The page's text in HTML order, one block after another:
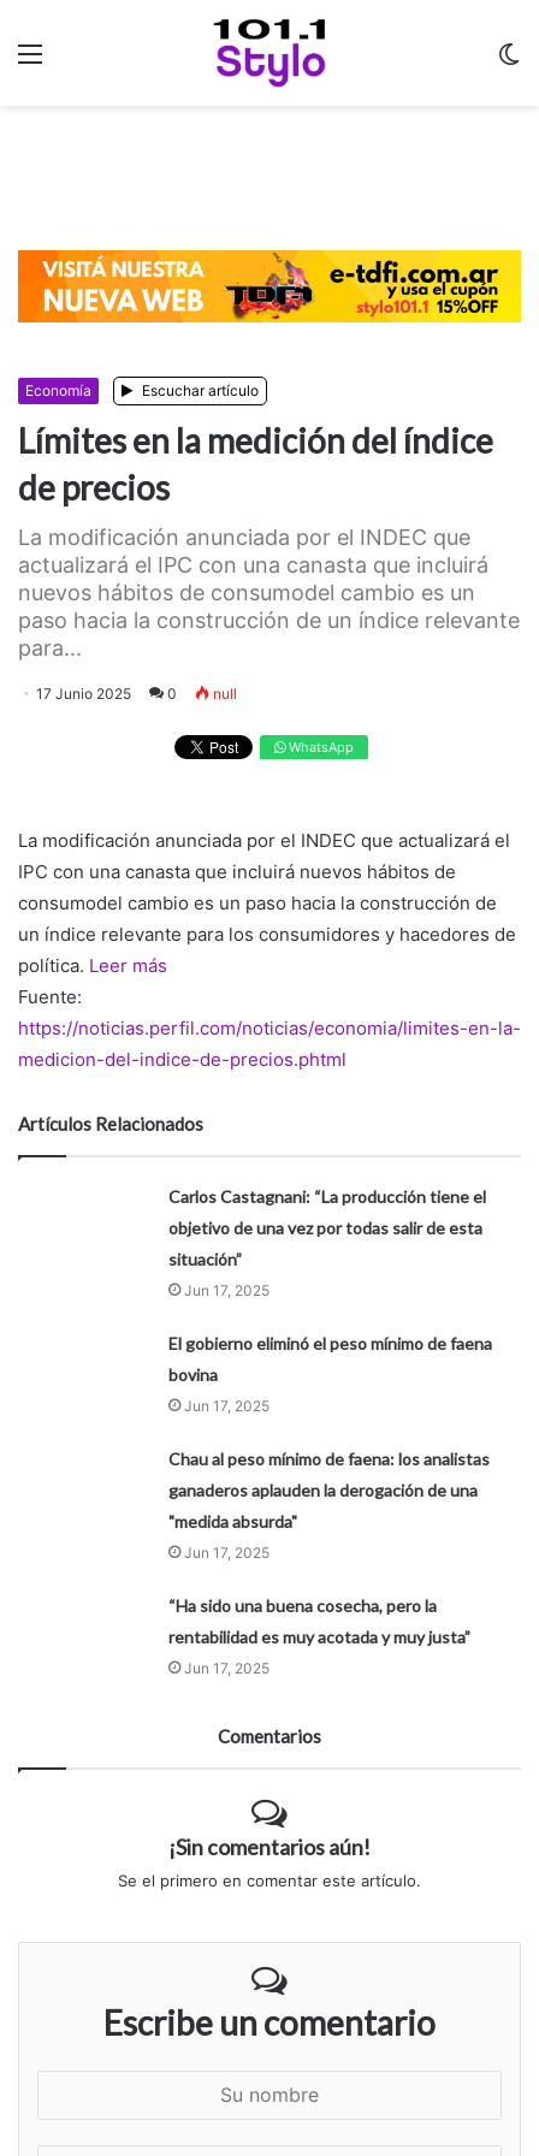
Economía Escuchar artículo
Límites en la medición del índice
de precios
La modificación anunciada por el INDEC que
actualizará el IPC con una canasta que incluirá
nuevos hábitos de consumodel cambio es un
paso hacia la construcción de un índice relevante
para...
17 Junio 2025 0 null
WhatsApp
La modificación anunciada por el INDEC que actualizará el
IPC con una canasta que incluirá nuevos hábitos de
consumodel cambio es un paso hacia la construcción de
un índice relevante para los consumidores y hacedores de
política. Leer más
Fuente:
https://noticias.perfil.com/noticias/economia/limites-en-la-
medicion-del-indice-de-precios.phtml
Artículos Relacionados
Carlos Castagnani: “La producción tiene el
objetivo de una vez por todas salir de esta
situación”
Jun 17, 2025
El gobierno eliminó el peso mínimo de faena
bovina
Jun 17, 2025
Chau al peso mínimo de faena: los analistas
ganaderos aplauden la derogación de una
"medida absurda"
Jun 17, 2025
“Ha sido una buena cosecha, pero la
rentabilidad es muy acotada y muy justa”
Jun 17, 2025
Comentarios
¡Sin comentarios aún!
Se el primero en comentar este artículo.
Escribe un comentario